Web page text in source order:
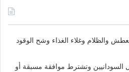
والظلام وغلاء الغذاء وشح الوقود
وتشترط موافقة مسبقة أو